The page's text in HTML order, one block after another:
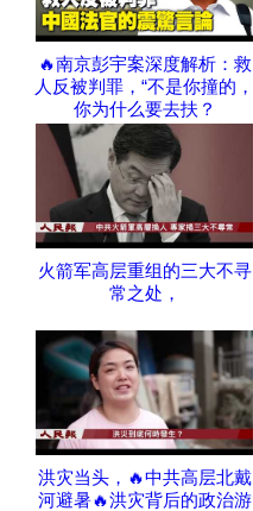
🔥南京彭宇案深度解析：救
人反被判罪，“不是你撞的，
你为什么要去扶？
火箭军高层重组的三大不寻
常之处，
洪灾当头，🔥中共高层北戴
河避暑🔥洪灾背后的政治游